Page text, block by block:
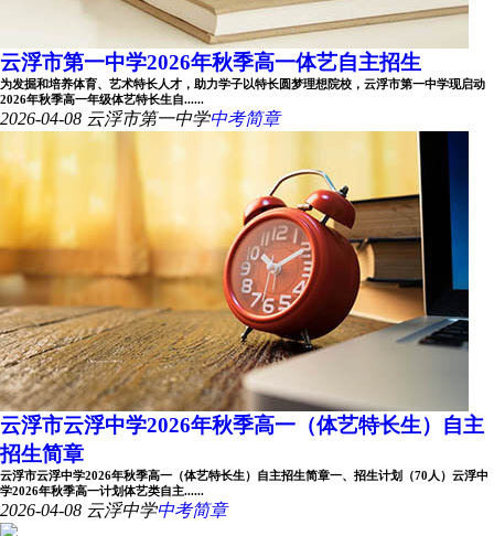
云浮市第一中学2026年秋季高一体艺自主招生
为发掘和培养体育、艺术特长人才，助力学子以特长圆梦理想院校，云浮市第一中学现启动
2026年秋季高一年级体艺特长生自......
2026-04-08 云浮市第一中学中考简章
云浮市云浮中学2026年秋季高一（体艺特长生）自主
招生简章
云浮市云浮中学2026年秋季高一（体艺特长生）自主招生简章一、招生计划（70人）云浮中
学2026年秋季高一计划体艺类自主......
2026-04-08 云浮中学中考简章